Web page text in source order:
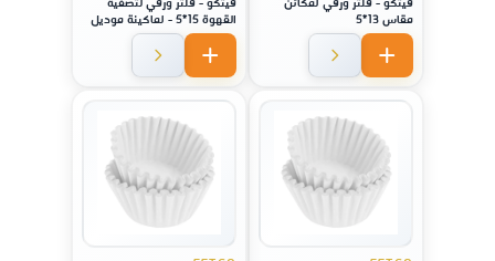
مقاس 13*5 القهوة 15*5 - لماكينة موديل
2111/ 1151 / CBS 51H-15